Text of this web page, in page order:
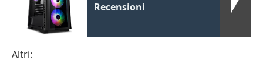
Recensioni
Altri: